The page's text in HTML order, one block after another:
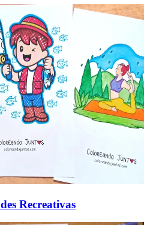
Recreativas